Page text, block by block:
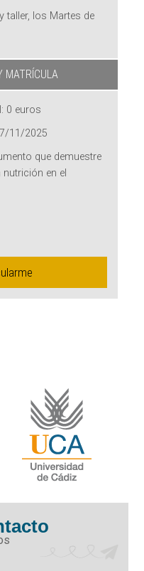
taller, los Martes de
MATRÍCULA
0 euros
11/2025
que demuestre
en el